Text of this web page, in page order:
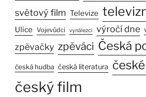
světový film Televize
Ulice Vojevůdci vynálezci výročí dne
zpěvačky zpěváci Česká
česká hudba česká literatura
český film